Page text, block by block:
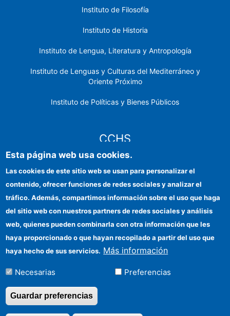
Instituto de Filosofía
Instituto de Historia
Instituto de Lengua, Literatura y Antropología
Instituto de Lenguas y Culturas del Mediterráneo y
Oriente Próximo
Instituto de Políticas y Bienes Públicos
CCHS
Identidad institucional
Ayudas FEDER
Organismos financiadores
Contacto
Cómo llegar
Esta página web usa cookies.
Las cookies de este sitio web se usan para personalizar el
contenido, ofrecer funciones de redes sociales y analizar el
tráfico. Además, compartimos información sobre el uso que haga
del sitio web con nuestros partners de redes sociales y análisis
web, quienes pueden combinarla con otra información que les
haya proporcionado o que hayan recopilado a partir del uso que
haya hecho de sus servicios. Más información
Necesarias Preferencias
Guardar preferencias